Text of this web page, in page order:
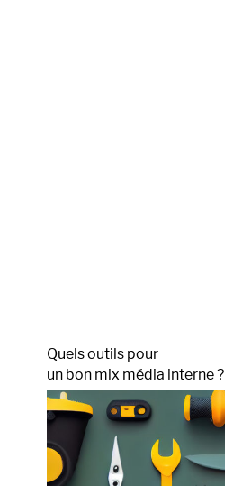
Quels outils pour
un bon mix média interne ?